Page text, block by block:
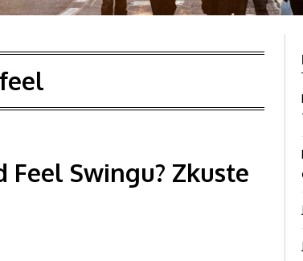
Feel Swingu? Zkuste